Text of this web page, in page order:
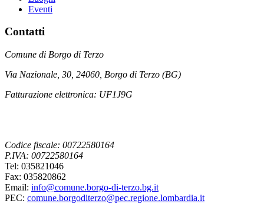
Eventi
Contatti
Comune di Borgo di Terzo
Via Nazionale, 30, 24060, Borgo di Terzo (BG)
Fatturazione elettronica: UF1J9G
Codice fiscale: 00722580164
P.IVA: 00722580164
Tel: 035821046
Fax: 035820862
Email: info@comune.borgo-di-terzo.bg.it
PEC: comune.borgoditerzo@pec.regione.lombardia.it